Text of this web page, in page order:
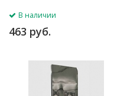
В наличии
463 руб.